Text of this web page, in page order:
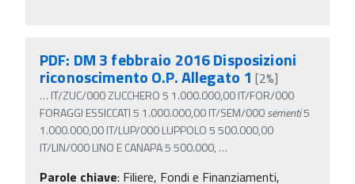
PDF: DM 3 febbraio 2016 Disposizioni
riconoscimento O.P. Allegato 1 [2%]
… IT/ZUC/000 ZUCCHERO 5 1.000.000,00 IT/FOR/000
FORAGGI ESSICCATI 5 1.000.000,00 IT/SEM/000sementi5
1.000.000,00 IT/LUP/000 LUPPOLO 5 500.000,00
IT/LIN/000 LINO E CANAPA 5 500.000, …
Parole chiave: Filiere, Fondi e Finanziamenti,